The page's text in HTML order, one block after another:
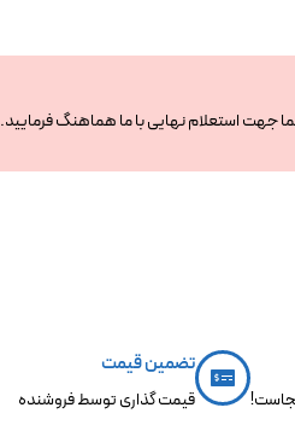
جهت استعلام نهایی با ما هماهنگ فرمایید.
تضمین قیمت
قیمت گذاری توسط فروشنده